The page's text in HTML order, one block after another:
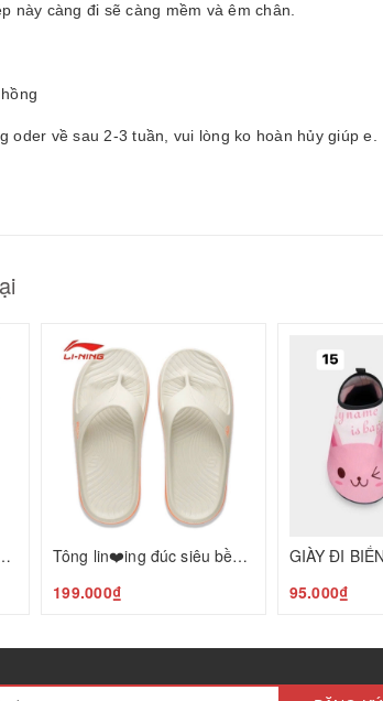
này càng đi sẽ càng mềm và êm chân.
oder về sau 2-3 tuần, vui lòng ko hoàn hủy giúp e.
NGƯỜI LỚN C35041903
Tông lin❤️ing đúc siêu bền nhẹ T25041709
199.000₫
95.000₫